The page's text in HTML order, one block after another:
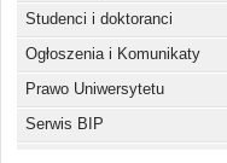
Studenci i doktoranci
Ogłoszenia i Komunikaty
Prawo Uniwersytetu
Serwis BIP